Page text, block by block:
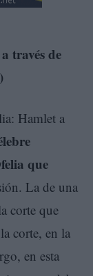
través de
Hamlet a
que
La de una
corte que
corte, en la
en esta